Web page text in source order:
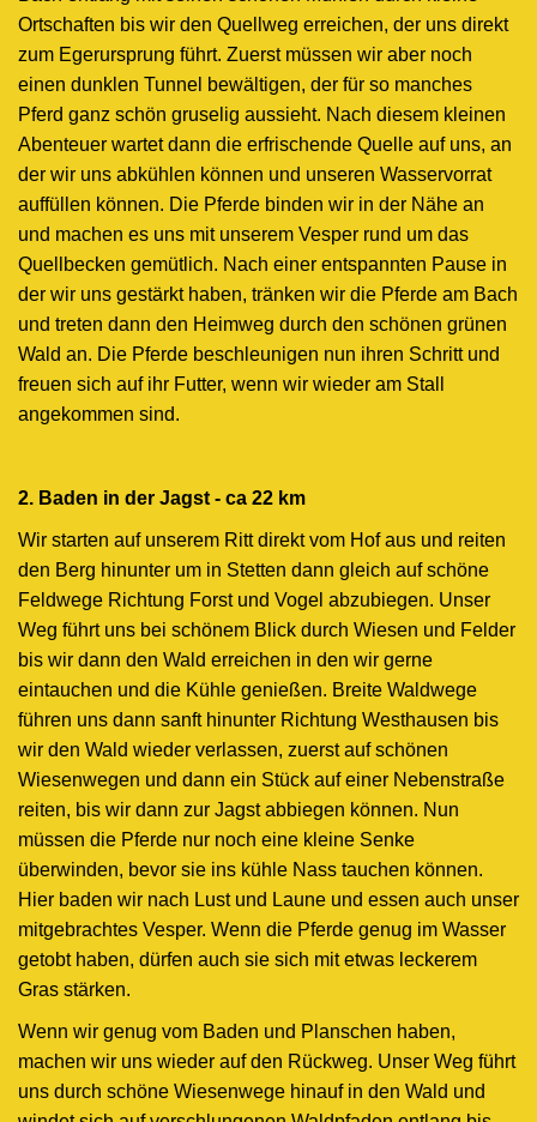
Ortschaften bis wir den Quellweg erreichen, der uns direkt
zum Egerursprung führt. Zuerst müssen wir aber noch
einen dunklen Tunnel bewältigen, der für so manches
Pferd ganz schön gruselig aussieht. Nach diesem kleinen
Abenteuer wartet dann die erfrischende Quelle auf uns, an
der wir uns abkühlen können und unseren Wasservorrat
auffüllen können. Die Pferde binden wir in der Nähe an
und machen es uns mit unserem Vesper rund um das
Quellbecken gemütlich. Nach einer entspannten Pause in
der wir uns gestärkt haben, tränken wir die Pferde am Bach
und treten dann den Heimweg durch den schönen grünen
Wald an. Die Pferde beschleunigen nun ihren Schritt und
freuen sich auf ihr Futter, wenn wir wieder am Stall
angekommen sind.
2. Baden in der Jagst - ca 22 km
Wir starten auf unserem Ritt direkt vom Hof aus und reiten
den Berg hinunter um in Stetten dann gleich auf schöne
Feldwege Richtung Forst und Vogel abzubiegen. Unser
Weg führt uns bei schönem Blick durch Wiesen und Felder
bis wir dann den Wald erreichen in den wir gerne
eintauchen und die Kühle genießen. Breite Waldwege
führen uns dann sanft hinunter Richtung Westhausen bis
wir den Wald wieder verlassen, zuerst auf schönen
Wiesenwegen und dann ein Stück auf einer Nebenstraße
reiten, bis wir dann zur Jagst abbiegen können. Nun
müssen die Pferde nur noch eine kleine Senke
überwinden, bevor sie ins kühle Nass tauchen können.
Hier baden wir nach Lust und Laune und essen auch unser
mitgebrachtes Vesper. Wenn die Pferde genug im Wasser
getobt haben, dürfen auch sie sich mit etwas leckerem
Gras stärken.
Wenn wir genug vom Baden und Planschen haben,
machen wir uns wieder auf den Rückweg. Unser Weg führt
uns durch schöne Wiesenwege hinauf in den Wald und